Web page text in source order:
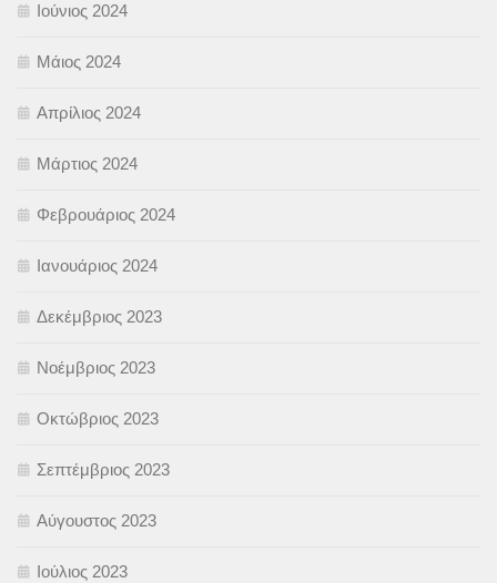
Ιούνιος 2024
Μάιος 2024
Απρίλιος 2024
Μάρτιος 2024
Φεβρουάριος 2024
Ιανουάριος 2024
Δεκέμβριος 2023
Νοέμβριος 2023
Οκτώβριος 2023
Σεπτέμβριος 2023
Αύγουστος 2023
Ιούλιος 2023